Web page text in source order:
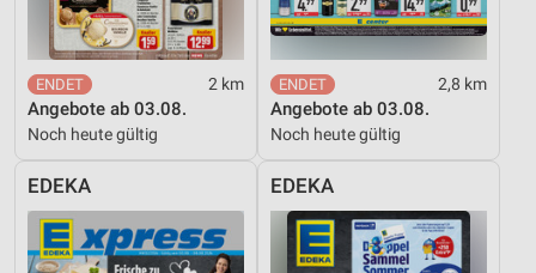
2 km
Angebote ab 03.08.
Noch heute gültig
2,8 km
Angebote ab 03.08.
Noch heute gültig
EDEKA EDEKA